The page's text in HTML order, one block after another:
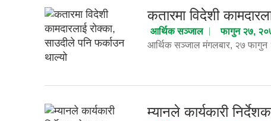
कतारमा विदेशी
आर्थिक सञ्जाल
फागुन २७,
आर्थिक सञ्जाल मंगलबार, २७ फागुन
म्यानले कार्यकारी